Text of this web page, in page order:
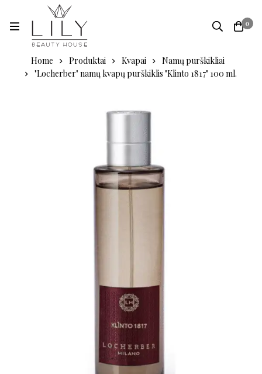
0
Home Produktai Kvapai
Namų purškikliai
"Locherber" namų kvapų purškiklis "Klinto 1817" 100 ml.